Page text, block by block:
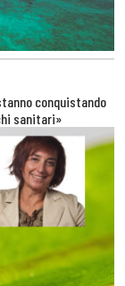
conquistando
sanitari»